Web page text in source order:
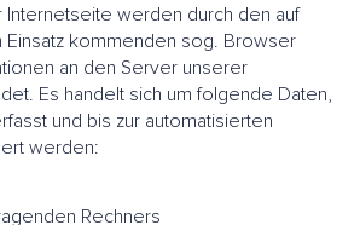
Internetseite werden durch den auf
Einsatz kommenden sog. Browser
an den Server unserer
Es handelt sich um folgende Daten,
und bis zur automatisierten
werden:
Rechners